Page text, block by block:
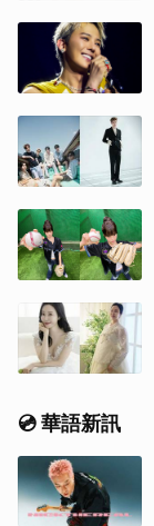
💿 華語新訊